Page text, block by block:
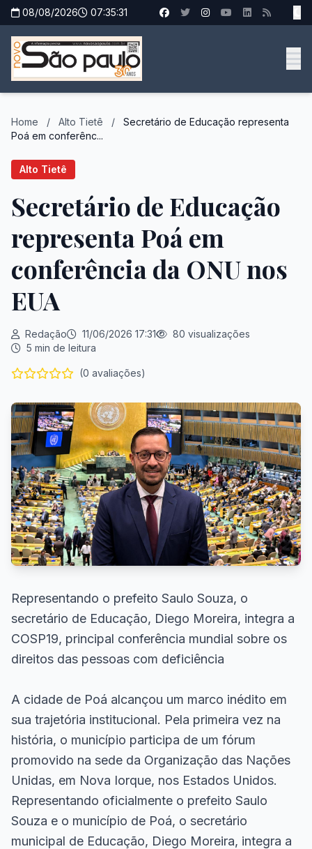
08/08/2026 07:35:32
Home / Alto Tietê /
Secretário de Educação representa
Poá em conferênc...
Alto Tietê
Secretário de Educação
representa Poá em
conferência da ONU nos
EUA
Redação 11/06/2026 17:31
80 visualizações
5 min de leitura
(0 avaliações)
Representando o prefeito Saulo Souza, o
secretário de Educação, Diego Moreira, integra a
COSP19, principal conferência mundial sobre os
direitos das pessoas com deficiência
A cidade de Poá alcançou um marco inédito em
sua trajetória institucional. Pela primeira vez na
história, o município participa de um fórum
promovido na sede da Organização das Nações
Unidas, em Nova Iorque, nos Estados Unidos.
Representando oficialmente o prefeito Saulo
Souza e o município de Poá, o secretário
municipal de Educação, Diego Moreira, integra a